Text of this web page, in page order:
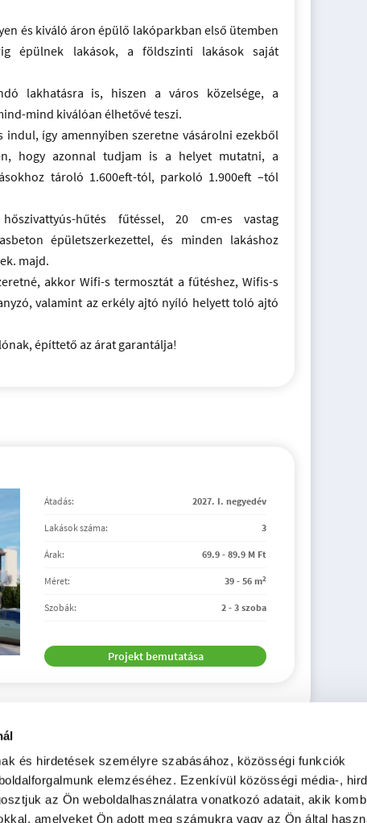
és hirdetések személyre szabásához, közösségi funkciók
elemzéséhez. Ezenkívül közösségi média-,
az Ön weboldalhasználatra vonatkozó adatait, akik
amelyeket Ön adott meg számukra vagy az Ön által
és kiváló áron épülő lakóparkban első ütemben
épülnek lakások, a földszinti lakások saját
lakhatásra is, hiszen a város közelsége, a
mind kiválóan élhetővé teszi.
így amennyiben szeretne vásárolni ezekből
hogy azonnal tudjam is a helyet mutatni, a
tároló 1.600eft-tól, parkoló 1.900eft –tól
hűtés fűtéssel, 20 cm-es vastag
épületszerkezettel, és minden lakáshoz
majd.
akkor Wifi-s termosztát a fűtéshez, Wifis-s
valamint az erkély ajtó nyíló helyett toló ajtó
építtető az árat garantálja!
Átadás: 2027. I. negyedév
Lakások száma: 3
Árak: 69.9 - 89.9 M Ft
Méret: 39 - 56 m2
Szobák: 2 - 3 szoba
Projekt bemutatása